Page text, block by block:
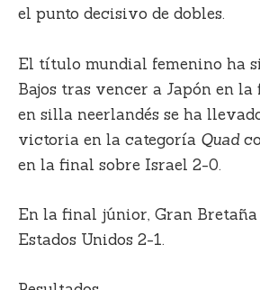
el punto decisivo de dobles.
El título mundial femenino ha
Bajos tras vencer a Japón en
en silla neerlandés se ha
victoria en la categoría Quad
en la final sobre Israel 2-0.
En la final júnior, Gran Bretaña
Estados Unidos 2-1.